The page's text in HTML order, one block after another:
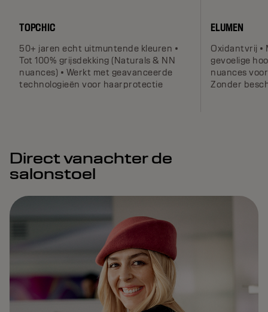
TOPCHIC
50+ jaren echt uitmuntende kleuren •
Tot 100% grijsdekking (Naturals & NN
nuances) • Werkt met geavanceerde
technologieën voor haarprotectie
ELUMEN
Oxidantvrij •
gevoelige
nuances
Zonder
Direct vanachter de
salonstoel